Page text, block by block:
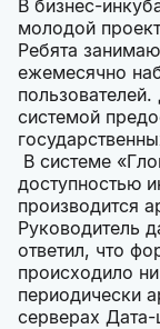
В бизнес-
молодой
Ребята
ежемесячно
системой
В системе
доступностью
производится
Руководитель
ответил, что
происходило
периодически
серверах Дата-